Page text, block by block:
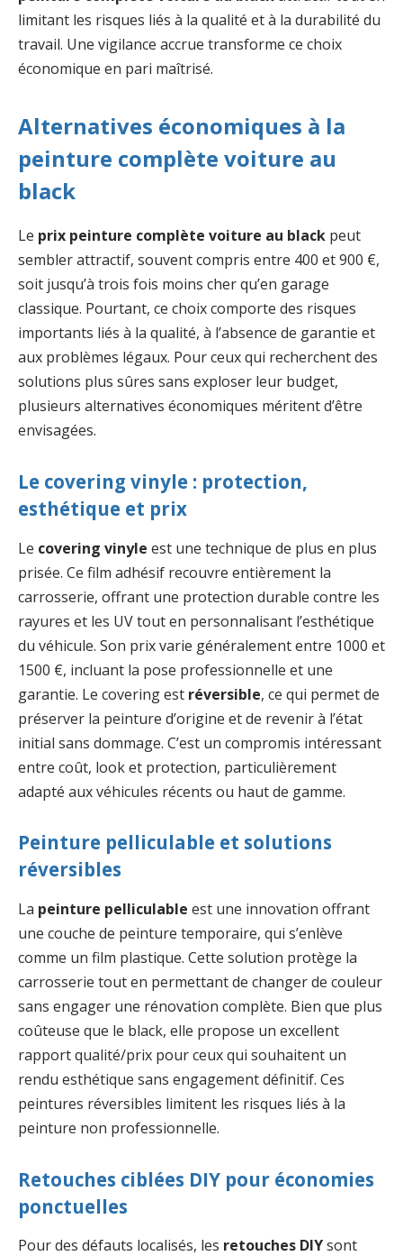
limitant les risques liés à la qualité et à la durabilité du
travail. Une vigilance accrue transforme ce choix
économique en pari maîtrisé.
Alternatives économiques à la
peinture complète voiture au
black
Le prix peinture complète voiture au black peut
sembler attractif, souvent compris entre 400 et 900 €,
soit jusqu’à trois fois moins cher qu’en garage
classique. Pourtant, ce choix comporte des risques
importants liés à la qualité, à l’absence de garantie et
aux problèmes légaux. Pour ceux qui recherchent des
solutions plus sûres sans exploser leur budget,
plusieurs alternatives économiques méritent d’être
envisagées.
Le covering vinyle : protection,
esthétique et prix
Le covering vinyle est une technique de plus en plus
prisée. Ce film adhésif recouvre entièrement la
carrosserie, offrant une protection durable contre les
rayures et les UV tout en personnalisant l’esthétique
du véhicule. Son prix varie généralement entre 1000 et
1500 €, incluant la pose professionnelle et une
garantie. Le covering est réversible, ce qui permet de
préserver la peinture d’origine et de revenir à l’état
initial sans dommage. C’est un compromis intéressant
entre coût, look et protection, particulièrement
adapté aux véhicules récents ou haut de gamme.
Peinture pelliculable et solutions
réversibles
La peinture pelliculable est une innovation offrant
une couche de peinture temporaire, qui s’enlève
comme un film plastique. Cette solution protège la
carrosserie tout en permettant de changer de couleur
sans engager une rénovation complète. Bien que plus
coûteuse que le black, elle propose un excellent
rapport qualité/prix pour ceux qui souhaitent un
rendu esthétique sans engagement définitif. Ces
peintures réversibles limitent les risques liés à la
peinture non professionnelle.
Retouches ciblées DIY pour économies
ponctuelles
Pour des défauts localisés, les retouches DIYsont